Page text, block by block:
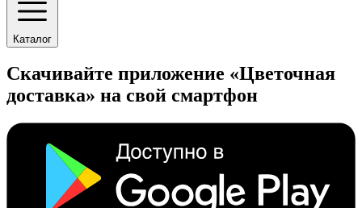
Каталог
Скачивайте приложение «Цветочная
доставка» на свой смартфон